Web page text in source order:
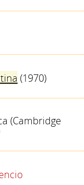
(1970)
(Cambridge